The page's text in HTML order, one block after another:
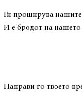
Ги проширува
И е бродот на нашето
Направи го твоето